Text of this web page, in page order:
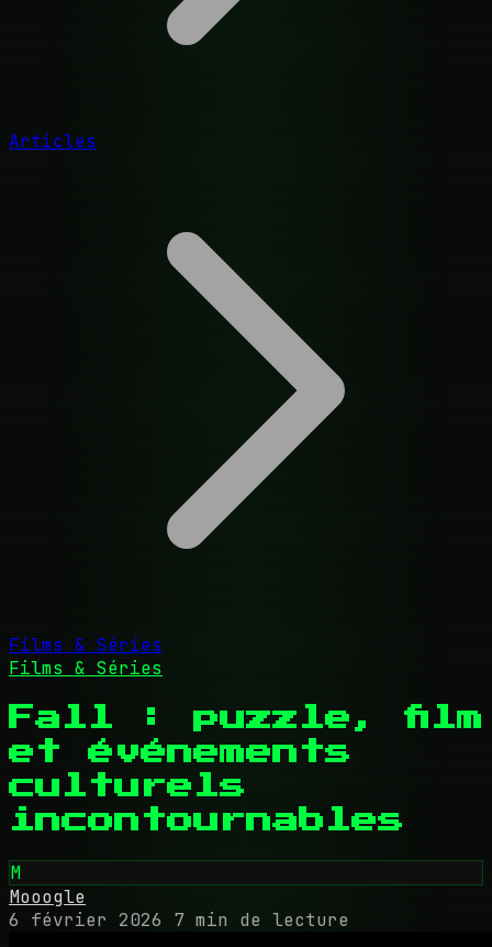
Articles
Films & Séries
Films & Séries
Fall : puzzle, film
et événements
culturels
incontournables
M
Mooogle
6 février 2026
7 min de lecture